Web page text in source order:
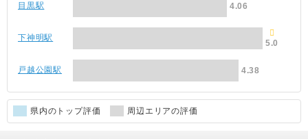
目黒駅 4.06
下神明駅
5.0
戸越公園駅 4.38
県内のトップ評価 周辺エリアの評価